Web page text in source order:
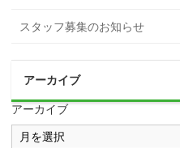
スタッフ募集のお知らせ
アーカイブ
アーカイブ